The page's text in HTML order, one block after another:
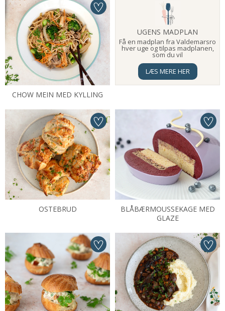
CHOW MEIN MED KYLLING
UGENS MADPLAN
Få en madplan fra Valdemarsro
hver uge og tilpas madplanen,
som du vil
LÆS MERE HER
OSTEBRUD
BLÅBÆRMOUSSEKAGE MED
GLAZE